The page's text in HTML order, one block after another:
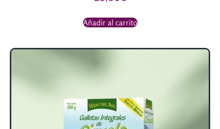
Añadir al carrito